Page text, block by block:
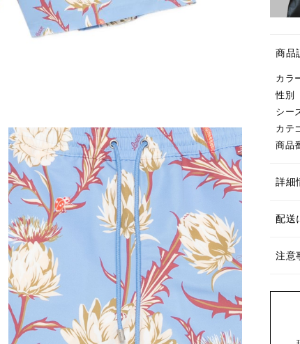
商品
カラ
性別
シー
カテ
商品
詳細
配送
注意